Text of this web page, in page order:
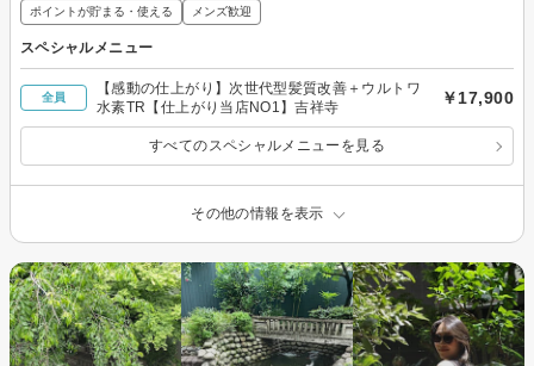
ポイントが貯まる・使える メンズ歓迎
スペシャルメニュー
全員
【感動の仕上がり】次世代型髪質改善＋ウルトワ
水素TR【仕上がり当店NO1】吉祥寺
￥17,900
すべてのスペシャルメニューを見る
その他の情報を表示